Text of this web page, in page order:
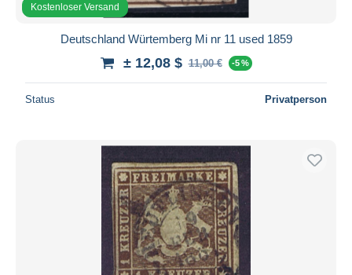
Kostenloser Versand
Deutschland Würtemberg Mi nr 11 used 1859
± 12,08 $ 11,00 € -5 %
Status Privatperson